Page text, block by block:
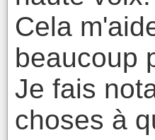
Cela
beaucoup
Je fais
choses à